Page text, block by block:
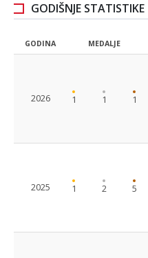
GODIŠNJE STATISTIKE
GODINA MEDALJE
2026 1 1 1
2025 1 2 5